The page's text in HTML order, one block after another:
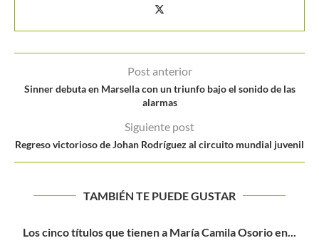
Post anterior
Sinner debuta en Marsella con un triunfo bajo el sonido de las
alarmas
Siguiente post
Regreso victorioso de Johan Rodríguez al circuito mundial juvenil
TAMBIÉN TE PUEDE GUSTAR
RADWANSKA SE ESTRENA CON TRIUNFO EN SÍDNEY